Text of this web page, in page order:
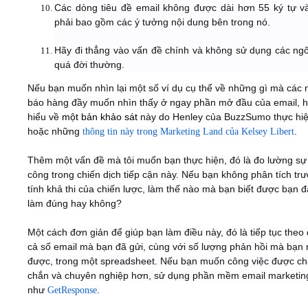
Các dòng tiêu đề email không được dài hơn 55 ký tự
phải bao gồm các ý tưởng nội dung bên trong nó.
Hãy đi thẳng vào vấn đề chính và không sử dụng các
quá đời thường.
Nếu bạn muốn nhìn lại một số ví dụ cụ thể về những gì mà các
báo hàng đầy muốn nhìn thấy ở ngay phần mở đầu của email,
hiểu về một bản khảo sát này do Henley của BuzzSumo thực
hoặc những thông tin này trong Marketing Land của Kelsey Libert
Thêm một vấn đề mà tôi muốn bạn thực hiện, đó là đo lường
công trong chiến dịch tiếp cận này. Nếu bạn không phân tích
tính khả thi của chiến lược, làm thế nào mà bạn biết được bạn
làm đúng hay không?
Một cách đơn giản để giúp bạn làm điều này, đó là tiếp tục theo
cả số email mà bạn đã gửi, cùng với số lượng phản hồi mà bạn
được, trong một spreadsheet. Nếu bạn muốn công việc được
chắn và chuyên nghiệp hơn, sử dụng phần mềm email
như GetResponse